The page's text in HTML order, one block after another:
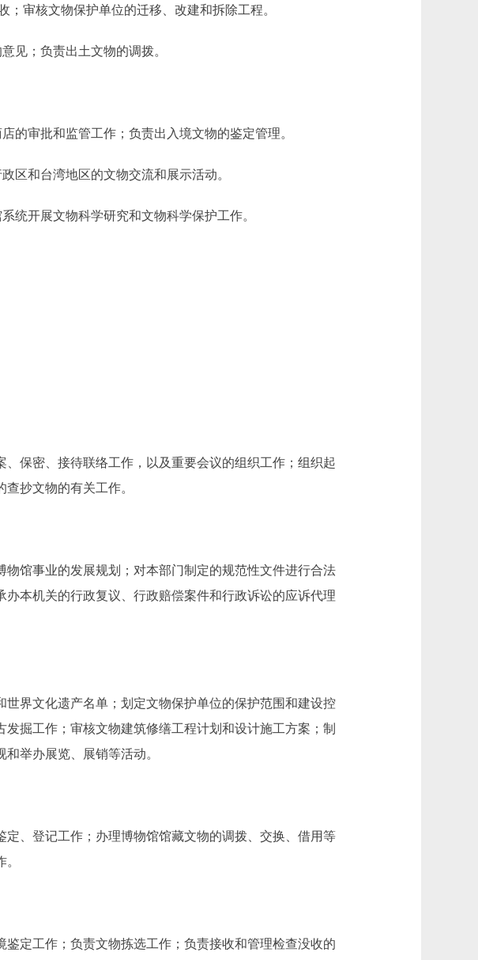
审核文物保护单位的迁移、改建和拆除工程。
；负责出土文物的调拨。
审批和监管工作；负责出入境文物的鉴定管理。
和台湾地区的文物交流和展示活动。
开展文物科学研究和文物科学保护工作。
保密、接待联络工作，以及重要会议的组织工作；组织起
抄文物的有关工作。
馆事业的发展规划；对本部门制定的规范性文件进行合法
本机关的行政复议、行政赔偿案件和行政诉讼的应诉代理
界文化遗产名单；划定文物保护单位的保护范围和建设控
掘工作；审核文物建筑修缮工程计划和设计施工方案；制
举办展览、展销等活动。
、登记工作；办理博物馆馆藏文物的调拨、交换、借用等
定工作；负责文物拣选工作；负责接收和管理检查没收的